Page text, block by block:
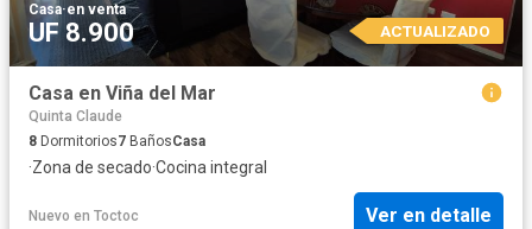
Casa·en venta
UF 8.900 ACTUALIZADO
Casa en Viña del Mar
Quinta Claude
8 Dormitorios7 BañosCasa
·Zona de secado·Cocina integral
Nuevo en Toctoc Ver en detalle